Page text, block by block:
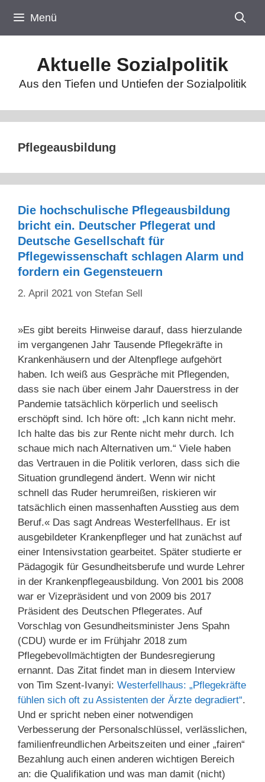
Inhalt
springen
Menü
Aktuelle Sozialpolitik
Aus den Tiefen und Untiefen der Sozialpolitik
Pflegeausbildung
Die hochschulische Pflegeausbildung
bricht ein. Deutscher Pflegerat und
Deutsche Gesellschaft für
Pflegewissenschaft schlagen Alarm und
fordern ein Gegensteuern
2. April 2021 von Stefan Sell
»Es gibt bereits Hinweise darauf, dass hierzulande
im vergangenen Jahr Tausende Pflegekräfte in
Krankenhäusern und der Altenpflege aufgehört
haben. Ich weiß aus Gespräche mit Pflegenden,
dass sie nach über einem Jahr Dauerstress in der
Pandemie tatsächlich körperlich und seelisch
erschöpft sind. Ich höre oft: „Ich kann nicht mehr.
Ich halte das bis zur Rente nicht mehr durch. Ich
schaue mich nach Alternativen um.“ Viele haben
das Vertrauen in die Politik verloren, dass sich die
Situation grundlegend ändert. Wenn wir nicht
schnell das Ruder herumreißen, riskieren wir
tatsächlich einen massenhaften Ausstieg aus dem
Beruf.« Das sagt Andreas Westerfellhaus. Er ist
ausgebildeter Krankenpfleger und hat zunächst auf
einer Intensivstation gearbeitet. Später studierte er
Pädagogik für Gesundheitsberufe und wurde Lehrer
in der Krankenpflegeausbildung. Von 2001 bis 2008
war er Vizepräsident und von 2009 bis 2017
Präsident des Deutschen Pflegerates. Auf
Vorschlag von Gesundheitsminister Jens Spahn
(CDU) wurde er im Frühjahr 2018 zum
Pflegebevollmächtigten der Bundesregierung
ernannt. Das Zitat findet man in diesem Interview
von Tim Szent-Ivanyi: Westerfellhaus: „Pflegekräfte
fühlen sich oft zu Assistenten der Ärzte degradiert“.
Und er spricht neben einer notwendigen
Verbesserung der Personalschlüssel, verlässlichen,
familienfreundlichen Arbeitszeiten und einer „fairen“
Bezahlung auch einen anderen wichtigen Bereich
an: die Qualifikation und was man damit (nicht)